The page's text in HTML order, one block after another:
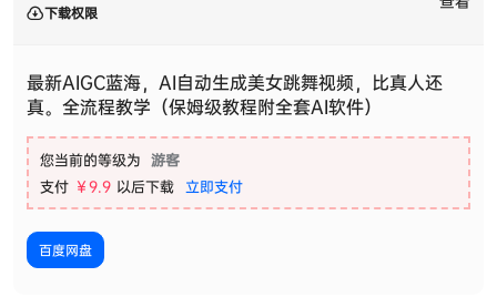
下载权限
最新AIGC蓝海，AI自动生成美女跳舞视频，比真人还
真。全流程教学（保姆级教程附全套AI软件）
您当前的等级为 游客
支付 ￥9.9 以后下载 立即支付
百度网盘